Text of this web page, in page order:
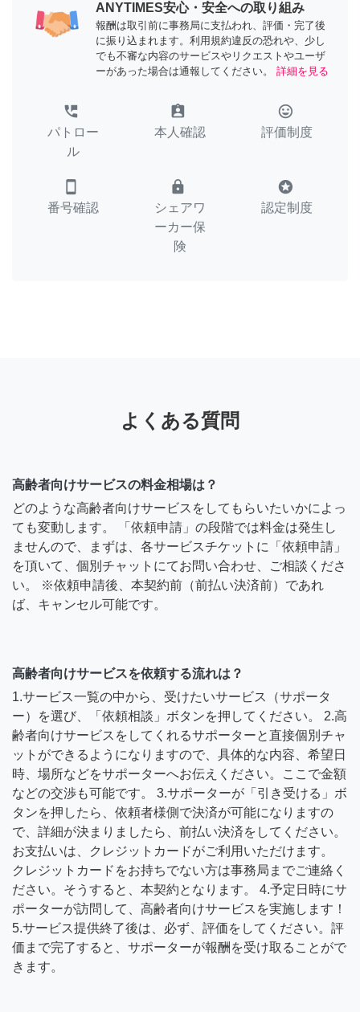
ANYTIMES安心・安全への取り組み
報酬は取引前に事務局に支払われ、評価・完了後
に振り込まれます。利用規約違反の恐れや、少し
でも不審な内容のサービスやリクエストやユーザ
ーがあった場合は通報してください。
詳細を見る
perm_phone_msg
パトロー
ル
assignment_ind
本人確認
tag_faces
評価制度
smartphone
番号確認
lock
シェアワ
ーカー保
険
stars
認定制度
よくある質問
高齢者向けサービスの料金相場は？
どのような高齢者向けサービスをしてもらいたいかによっ
ても変動します。 「依頼申請」の段階では料金は発生し
ませんので、まずは、各サービスチケットに「依頼申請」
を頂いて、個別チャットにてお問い合わせ、ご相談くださ
い。 ※依頼申請後、本契約前（前払い決済前）であれ
ば、キャンセル可能です。
高齢者向けサービスを依頼する流れは？
1.サービス一覧の中から、受けたいサービス（サポータ
ー）を選び、「依頼相談」ボタンを押してください。 2.高
齢者向けサービスをしてくれるサポーターと直接個別チャ
ットができるようになりますので、具体的な内容、希望日
時、場所などをサポーターへお伝えください。ここで金額
などの交渉も可能です。 3.サポーターが「引き受ける」ボ
タンを押したら、依頼者様側で決済が可能になりますの
で、詳細が決まりましたら、前払い決済をしてください。
お支払いは、クレジットカードがご利用いただけます。
クレジットカードをお持ちでない方は事務局までご連絡く
ださい。そうすると、本契約となります。 4.予定日時にサ
ポーターが訪問して、高齢者向けサービスを実施します！
5.サービス提供終了後は、必ず、評価をしてください。評
価まで完了すると、サポーターが報酬を受け取ることがで
きます。